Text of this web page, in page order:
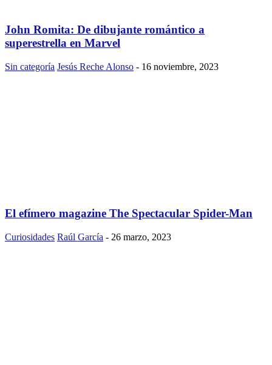
John Romita: De dibujante romántico a
superestrella en Marvel
Sin categoría Jesús Reche Alonso - 16 noviembre, 2023
El efímero magazine The Spectacular Spider-Man
Curiosidades Raúl García - 26 marzo, 2023